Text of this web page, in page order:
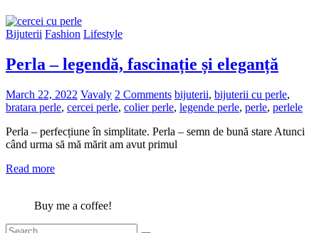
Bijuterii Fashion Lifestyle
Perla – legendă, fascinație și eleganță
March 22, 2022 Vavaly 2 Comments bijuterii, bijuterii cu perle,
bratara perle, cercei perle, colier perle, legende perle, perle, perlele
Perla – perfecțiune în simplitate. Perla – semn de bună stare Atunci
când urma să mă mărit am avut primul
Read more
Buy me a coffee!